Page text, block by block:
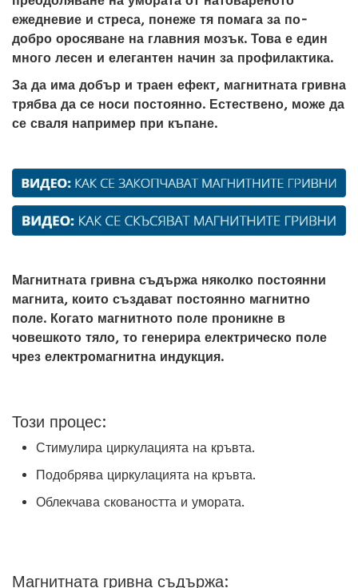
ежедневие и стреса, понеже тя помага за по-
добро оросяване на главния мозък. Това е един
много лесен и елегантен начин за профилактика.
За да има добър и траен ефект, магнитната гривна
трябва да се носи постоянно. Естествено, може да
се сваля например при къпане.
Магнитната гривна съдържа няколко постоянни
магнита, които създават постоянно магнитно
поле. Когато магнитното поле проникне в
човешкото тяло, то генерира електрическо поле
чрез електромагнитна индукция.
Този процес:
Стимулира циркулацията на кръвта.
Подобрява циркулацията на кръвта.
Облекчава сковаността и умората.
Магнитната гривна съдържа: